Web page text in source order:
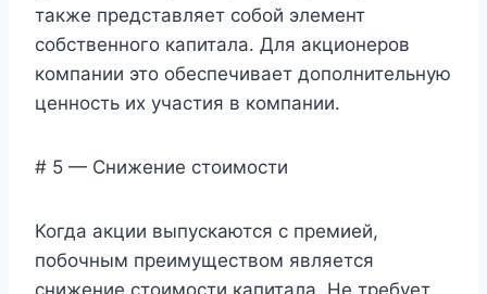
также представляет собой элемент
собственного капитала. Для акционеров
компании это обеспечивает дополнительную
ценность их участия в компании.
# 5 — Снижение стоимости
Когда акции выпускаются с премией,
побочным преимуществом является